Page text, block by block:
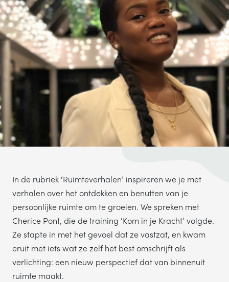
In de rubriek ‘Ruimteverhalen’ inspireren we je met
verhalen over het ontdekken en benutten van je
persoonlijke ruimte om te groeien. We spreken met
Cherice Pont, die de training ‘Kom in je Kracht’ volgde.
Ze stapte in met het gevoel dat ze vastzat, en kwam
eruit met iets wat ze zelf het best omschrijft als
verlichting: een nieuw perspectief dat van binnenuit
ruimte maakt.
NAAM
TELEFOONNUMMER
VERSTUREN